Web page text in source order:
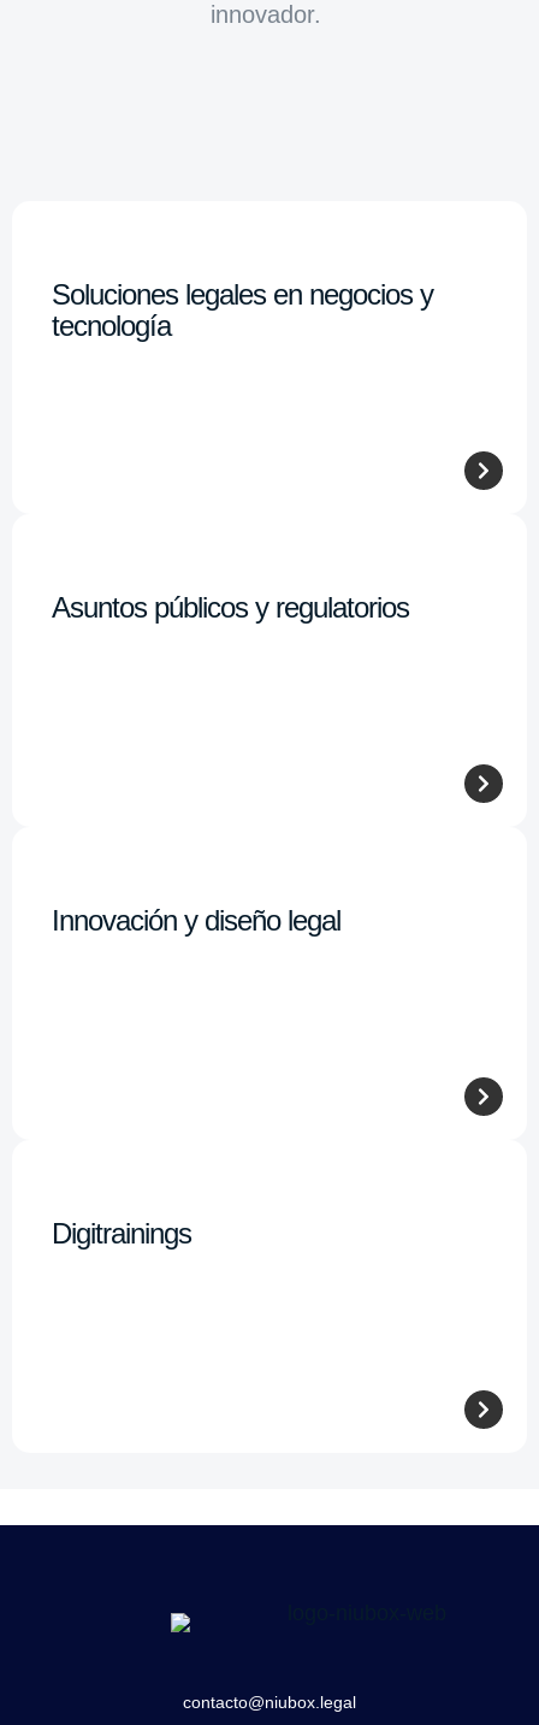
innovador.
Soluciones legales en negocios y
tecnología
Asuntos públicos y regulatorios
Innovación y diseño legal
Digitrainings
contacto@niubox.legal